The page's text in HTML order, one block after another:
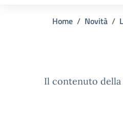
Home Novità
Il contenuto